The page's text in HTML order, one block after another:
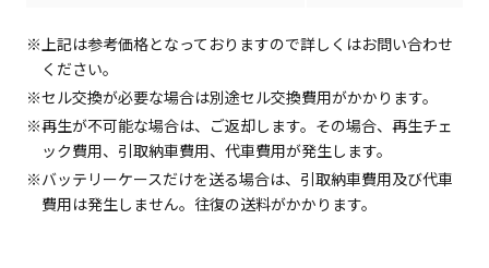
※上記は参考価格となっておりますので詳しくはお問い合わせ
ください。
※セル交換が必要な場合は別途セル交換費用がかかります。
※再生が不可能な場合は、ご返却します。その場合、再生チェ
ック費用、引取納車費用、代車費用が発生します。
※バッテリーケースだけを送る場合は、引取納車費用及び代車
費用は発生しません。往復の送料がかかります。